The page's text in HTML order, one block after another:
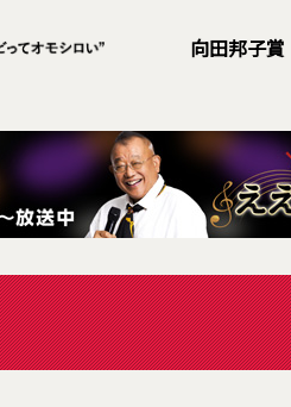
向田邦子賞